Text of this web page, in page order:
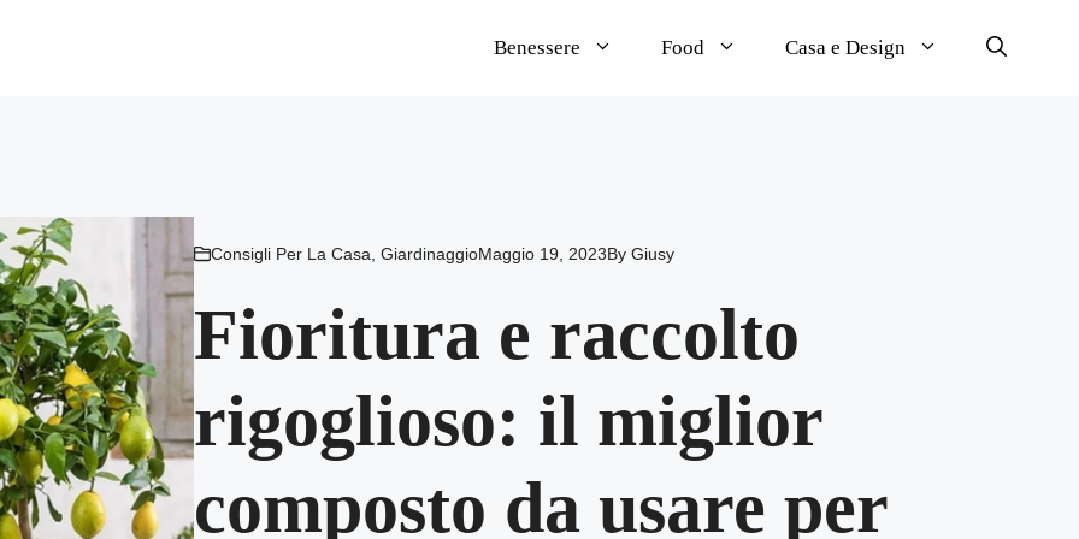
Benessere Food Casa e Design
Consigli Per La Casa GiardinaggioMaggio 19, 2023By Giusy
Fioritura e raccolto
rigoglioso: il miglior
composto da usare per